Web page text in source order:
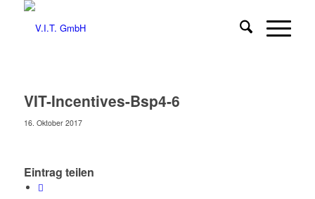
VIT-Incentives-Bsp4-6
16. Oktober 2017
Eintrag teilen